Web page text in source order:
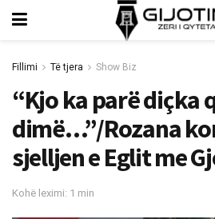
Fillimi Të tjera Show Biz
“Kjo ka parë diçka
dimë…”/Rozana
sjelljen e Eglit me
Kohë leximi: 1 min